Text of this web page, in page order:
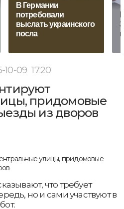
В Германии
потребовали
выслать украинского
посла
10-09 17:20
придомовые
из дворов
что требует
но и сами участвуют в